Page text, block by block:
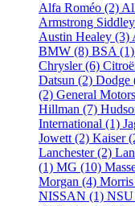
Alfa Roméo (2)
Armstrong
Austin Healey (3)
BMW (8) BSA (1)
Chrysler (6)
Datsun (2) Dodge
(2) General
Hillman (7)
International (1)
Jowett (2) Kaiser
Lanchester (2)
(1) MG (10)
Morgan (4)
NISSAN (1)